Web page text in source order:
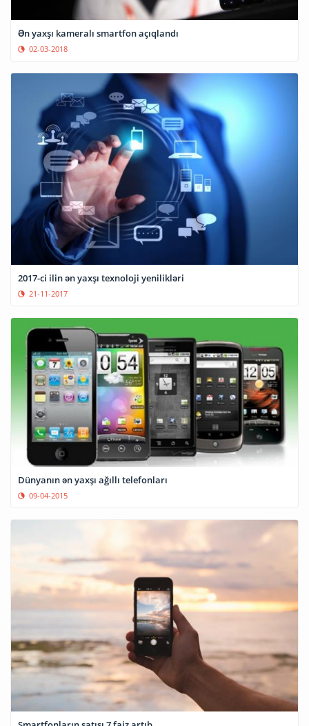
Ən yaxşı kameralı smartfon açıqlandı
02-03-2018
2017-ci ilin ən yaxşı texnoloji yenilikləri
21-11-2017
Dünyanın ən yaxşı ağıllı telefonları
09-04-2015